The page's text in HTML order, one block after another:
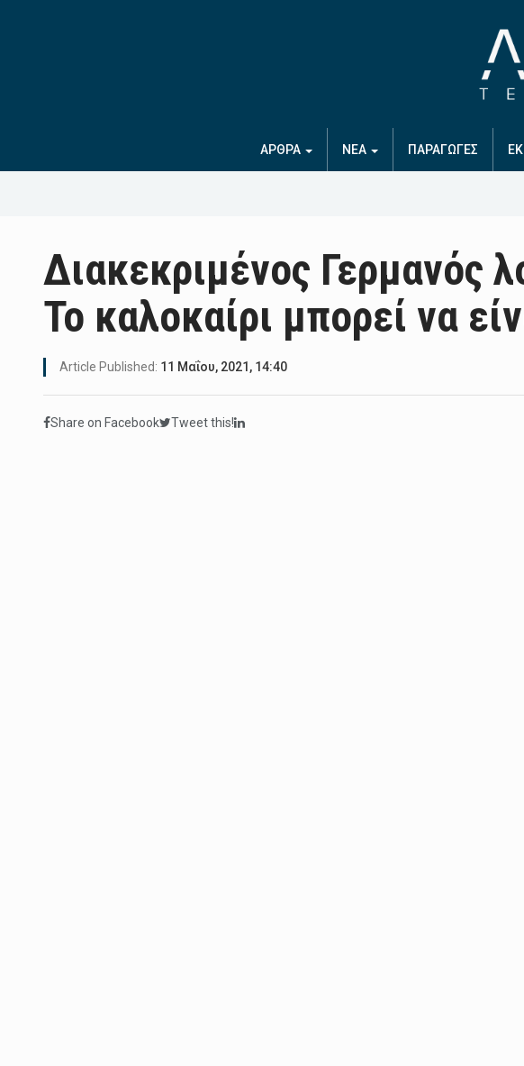
ΑΡΘΡΑ ΝΕΑ ΠΑΡΑΓΩΓΕΣ
Διακεκριμένος Γερμανός
Το καλοκαίρι μπορεί να
Article Published: 11 Μαΐου, 2021, 14:40
Share on Facebook Tweet this!